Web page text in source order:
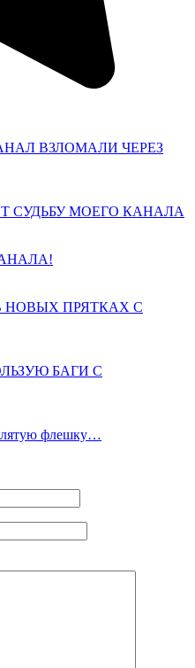
ВЗЛОМАЛИ ЧЕРЕЗ
СУДЬБУ МОЕГО КАНАЛА
НОВЫХ ПРЯТКАХ С
БАГИ С
флешку…